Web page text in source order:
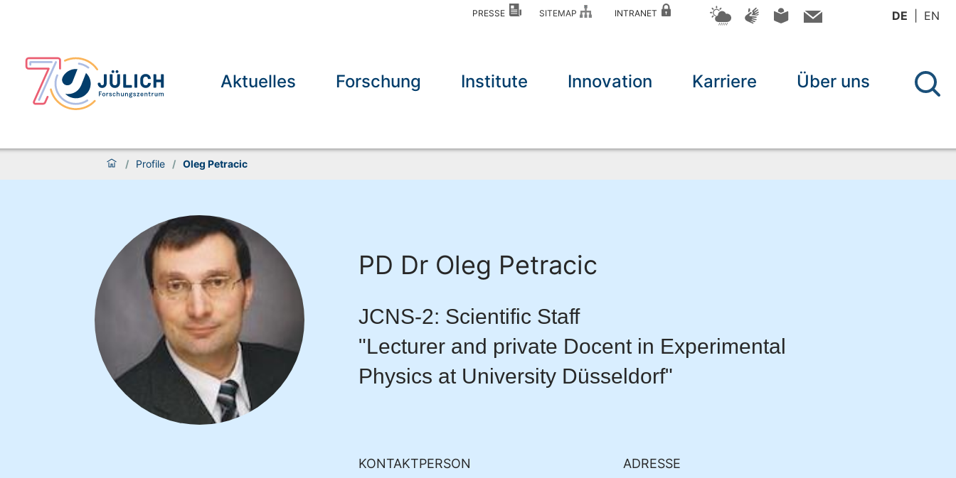
PRESSE SITEMAP INTRANET DE EN
Aktuelles Forschung Institute Innovation Karriere Über uns
/ Profile / Oleg Petracic
PD Dr Oleg Petracic
JCNS-2: Scientific Staff
"Lecturer and private Docent in Experimental
Physics at University Düsseldorf"
KONTAKTPERSON ADRESSE